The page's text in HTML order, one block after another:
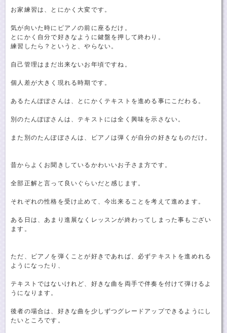
お家練習は、とにかく大変です。
気が向いた時にピアノの前に座るだけ。
とにかく自分で好きなように鍵盤を押して終わり。
練習したら？というと、やらない。
自己管理はまだ出来ないお年頃ですね。
個人差が大きく現れる時期です。
あるたんぽぽさんは、とにかくテキストを進める事にこだわる。
別のたんぽぽさんは、テキストには全く興味を示さない。
また別のたんぽぼさんは、ピアノは弾くが自分の好きなものだけ。
昔からよくお聞きしているかわいいお子さま方です。
全部正解と言って良いぐらいだと感じます。
それぞれの性格を受け止めて、今出来ることを考えて進めます。
ある日は、あまり進展なくレッスンが終わってしまった事もござい
ます。
ただ、ピアノを弾くことが好きであれば、必ずテキストを進めれる
ようになったり、
テキストではないけれど、好きな曲を両手で伴奏を付けて弾けるよ
うになります。
後者の場合は、好きな曲を少しずつグレードアップできるようにし
たいところです。